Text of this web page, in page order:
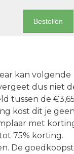
Bestellen
kan volgende
dus niet
tussen de €3,65
kost dit je geen
met
75% korting.
De